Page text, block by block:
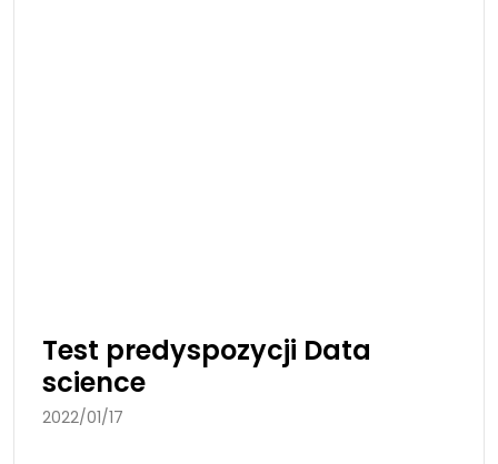
Test predyspozycji Data
science
2022/01/17